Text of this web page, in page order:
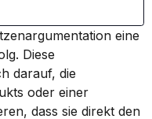
eine
Diese
darauf, die
oder einer
dass sie direkt den